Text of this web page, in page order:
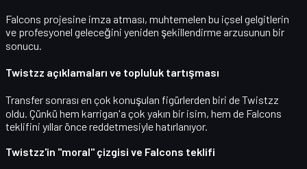
Falcons projesine imza atması, muhtemelen bu içsel gelgitlerin
ve profesyonel geleceğini yeniden şekillendirme arzusunun bir
sonucu.
Twistzz açıklamaları ve topluluk tartışması
Transfer sonrası en çok konuşulan figürlerden biri deTwistzz
oldu. Çünkü hem karrigan'a çok yakın bir isim, hem de Falcons
teklifini yıllar önce reddetmesiyle hatırlanıyor.
Twistzz'in "moral" çizgisi ve Falcons teklifi